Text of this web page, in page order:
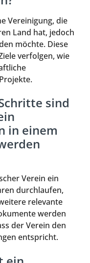
Vereinigung, die
Land hat, jedoch
möchte. Diese
verfolgen, wie
sind
in einem
Verein ein
durchlaufen,
relevante
werden
der Verein den
entspricht.